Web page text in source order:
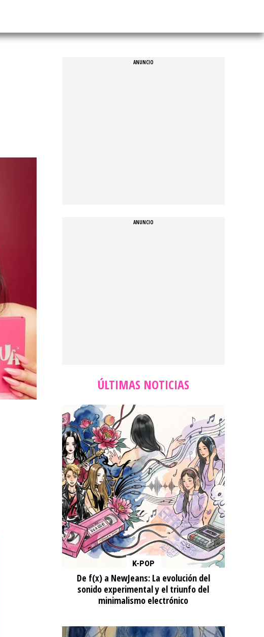
ÚLTIMAS NOTICIAS
K-POP
De f(x) a NewJeans: La evolución del
sonido experimental y el triunfo del
minimalismo electrónico